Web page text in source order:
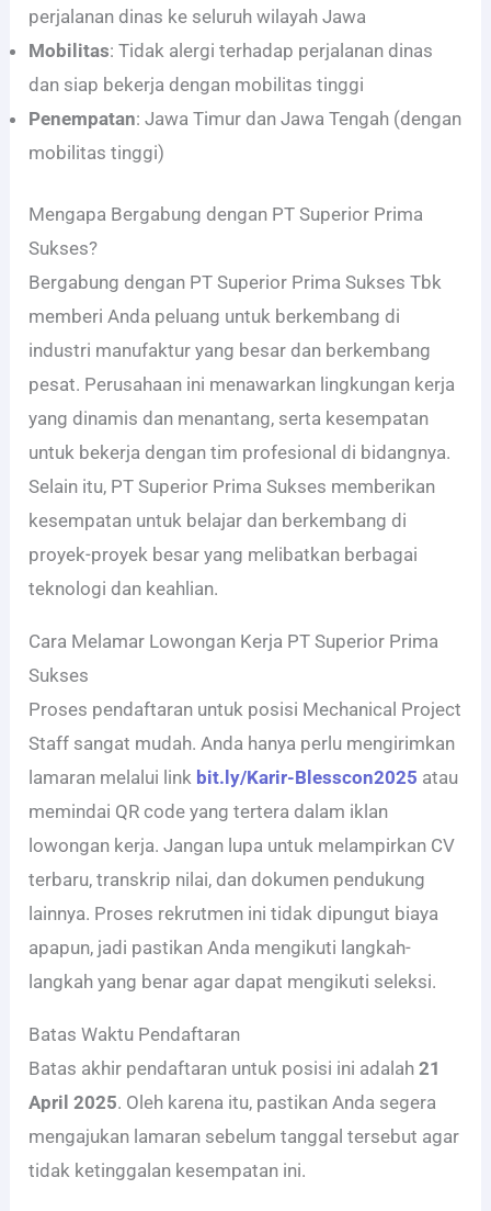
perjalanan dinas ke seluruh wilayah Jawa
Mobilitas: Tidak alergi terhadap perjalanan dinas
dan siap bekerja dengan mobilitas tinggi
Penempatan: Jawa Timur dan Jawa Tengah (dengan
mobilitas tinggi)
Mengapa Bergabung dengan PT Superior Prima
Sukses?
Bergabung dengan PT Superior Prima Sukses Tbk
memberi Anda peluang untuk berkembang di
industri manufaktur yang besar dan berkembang
pesat. Perusahaan ini menawarkan lingkungan kerja
yang dinamis dan menantang, serta kesempatan
untuk bekerja dengan tim profesional di bidangnya.
Selain itu, PT Superior Prima Sukses memberikan
kesempatan untuk belajar dan berkembang di
proyek-proyek besar yang melibatkan berbagai
teknologi dan keahlian.
Cara Melamar Lowongan Kerja PT Superior Prima
Sukses
Proses pendaftaran untuk posisi Mechanical Project
Staff sangat mudah. Anda hanya perlu mengirimkan
lamaran melalui link bit.ly/Karir-Blesscon2025 atau
memindai QR code yang tertera dalam iklan
lowongan kerja. Jangan lupa untuk melampirkan CV
terbaru, transkrip nilai, dan dokumen pendukung
lainnya. Proses rekrutmen ini tidak dipungut biaya
apapun, jadi pastikan Anda mengikuti langkah-
langkah yang benar agar dapat mengikuti seleksi.
Batas Waktu Pendaftaran
Batas akhir pendaftaran untuk posisi ini adalah21
April 2025. Oleh karena itu, pastikan Anda segera
mengajukan lamaran sebelum tanggal tersebut agar
tidak ketinggalan kesempatan ini.